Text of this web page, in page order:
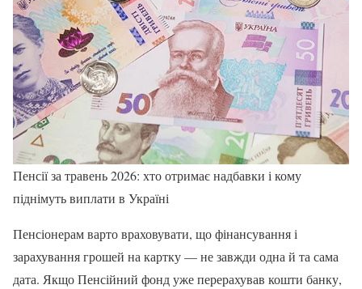
Пенсії за травень 2026: хто отримає надбавки і кому
піднімуть виплати в Україні
Пенсіонерам варто враховувати, що фінансування і
зарахування грошей на картку — не завжди одна й та сама
дата. Якщо Пенсійний фонд уже перерахував кошти банку,